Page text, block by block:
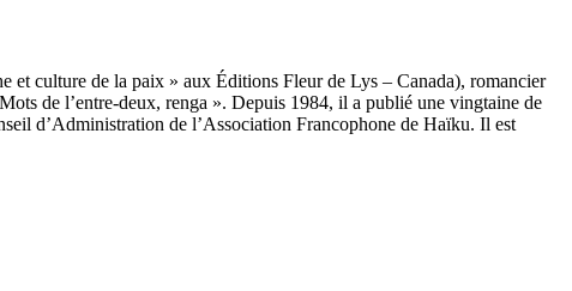
et culture de la paix » aux Éditions Fleur de Lys – Canada), romancier
de l’entre-deux, renga ». Depuis 1984, il a publié une vingtaine de
d’Administration de l’Association Francophone de Haïku. Il est